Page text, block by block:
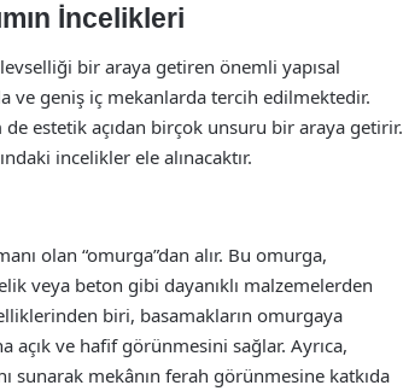
İncelikleri
bir araya getiren önemli yapısal
ve geniş iç mekanlarda tercih edilmektedir.
estetik açıdan birçok unsuru bir araya getirir.
incelikler ele alınacaktır.
olan “omurga”dan alır. Bu omurga,
veya beton gibi dayanıklı malzemelerden
biri, basamakların omurgaya
açık ve hafif görünmesini sağlar. Ayrıca,
sunarak mekânın ferah görünmesine katkıda